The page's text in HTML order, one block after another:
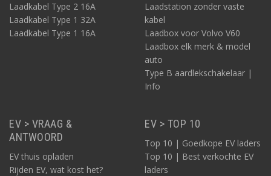
Laadkabel Type 2 16A
Laadkabel Type 1 32A
Laadkabel Type 1 16A
Laadstation zonder vaste
kabel
Laadbox voor Volvo V60
Laadbox elk merk & model
auto
Type B aardlekschakelaar |
Info
EV > VRAAG &
ANTWOORD
EV thuis opladen
Rijden EV, wat kost het?
EV > TOP 10
Top 10 | Goedkope EV laders
Top 10 | Best verkochte EV
laders